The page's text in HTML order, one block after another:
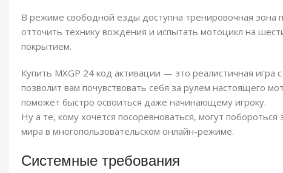
В режиме свободной езды доступна тренировочная зона
отточить технику вождения и испытать мотоцикл на
покрытием.
Купить MXGP 24 код активации — это реалистичная игра
позволит вам почувствовать себя за рулем настоящего
поможет быстро освоиться даже начинающему игроку.
Ну а те, кому хочется посоревноваться, могут
мира в многопользовательском онлайн-режиме.
Системные требования